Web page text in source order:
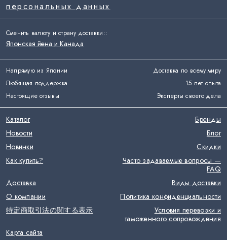
Напрямую из Японии
Доставка по всему миру
Любящая поддержка
15 лет опыта
Настоящие отзывы
Эксперты своего дела
персональных данных
Каталог
Бренды
Новости
Блог
Новинки
Скидки
Как купить?
Часто задаваемые вопросы —
FAQ
Доставка
Виды доставки
О компании
Политика конфиденциальности
特定商取引法の関する表示
Условия перевозки и
таможенного сопровождения
Карта сайта
Сменить валюту и страну доставки::
Японская йена и Канада